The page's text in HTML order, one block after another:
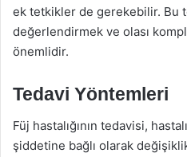
ek tetkikler de gerekebilir. Bu
değerlendirmek ve olası
önemlidir.
Tedavi Yöntemleri
Füj hastalığının tedavisi,
şiddetine bağlı olarak